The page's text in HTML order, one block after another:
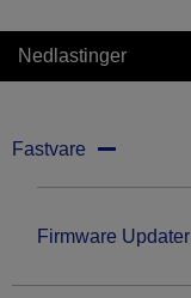
Nedlastinger
Fastvare
Firmware Updater